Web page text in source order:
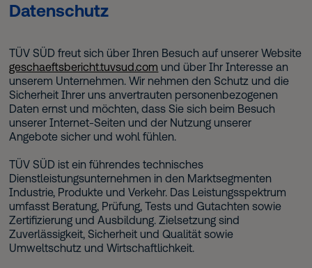
Datenschutz
TÜV SÜD freut sich über Ihren Besuch auf unserer Website
geschaeftsbericht.tuvsud.com und über Ihr Interesse an
unserem Unternehmen. Wir nehmen den Schutz und die
Sicherheit Ihrer uns anvertrauten personenbezogenen
Daten ernst und möchten, dass Sie sich beim Besuch
unserer Internet-Seiten und der Nutzung unserer
Angebote sicher und wohl fühlen.
TÜV SÜD ist ein führendes technisches
Dienstleistungsunternehmen in den Marktsegmenten
Industrie, Produkte und Verkehr. Das Leistungsspektrum
umfasst Beratung, Prüfung, Tests und Gutachten sowie
Zertifizierung und Ausbildung. Zielsetzung sind
Zuverlässigkeit, Sicherheit und Qualität sowie
Umweltschutz und Wirtschaftlichkeit.